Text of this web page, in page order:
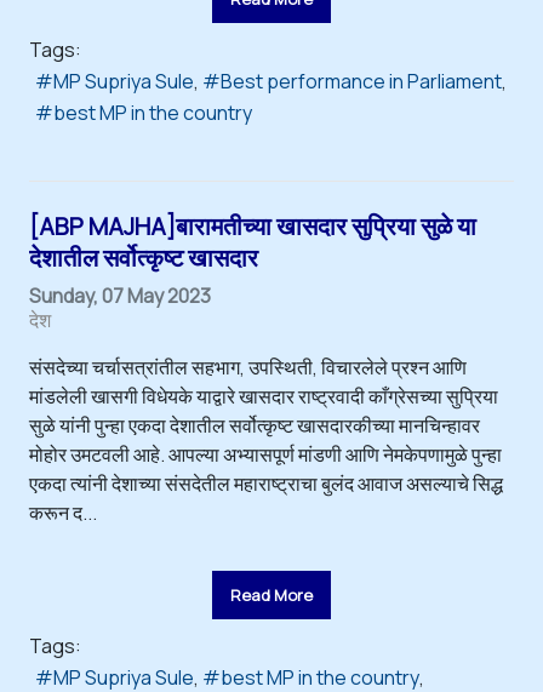
Tags:
MP Supriya Sule
Best performance in Parliament
best MP in the country
[ABP MAJHA]बारामतीच्या खासदार सुप्रिया सुळे या
देशातील सर्वोत्कृष्ट खासदार
Sunday, 07 May 2023
देश
संसदेच्या चर्चासत्रांतील सहभाग, उपस्थिती, विचारलेले प्रश्न आणि
मांडलेली खासगी विधेयके याद्वारे खासदार राष्ट्रवादी काँग्रेसच्या सुप्रिया
सुळे यांनी पुन्हा एकदा देशातील सर्वोत्कृष्ट खासदारकीच्या मानचिन्हावर
मोहोर उमटवली आहे. आपल्या अभ्यासपूर्ण मांडणी आणि नेमकेपणामुळे पुन्हा
एकदा त्यांनी देशाच्या संसदेतील महाराष्ट्राचा बुलंद आवाज असल्याचे सिद्ध
करून द...
Read More
Tags:
MP Supriya Sule
best MP in the country